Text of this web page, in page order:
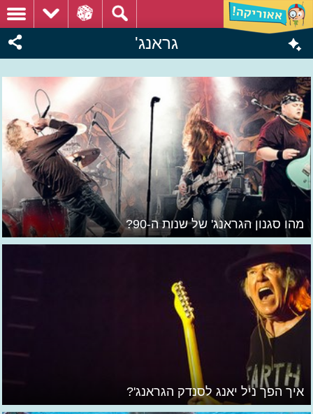
גראנג'
מהו סגנון הגראנג' של שנות ה-90?
איך הפך ניל יאנג לסנדק הגראנג'?